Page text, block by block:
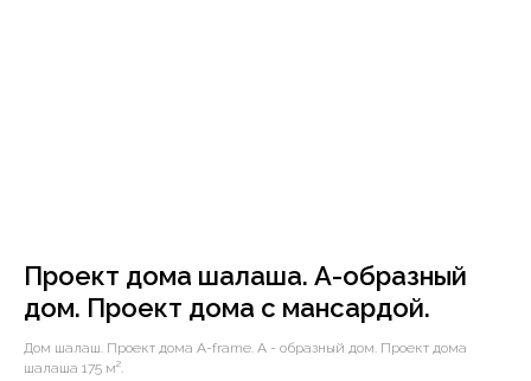
Проект дома шалаша. А-образный
дом. Проект дома с мансардой.
Дом шалаш. Проект дома A-frame. А - образный дом. Проект дома
шалаша 175 м².